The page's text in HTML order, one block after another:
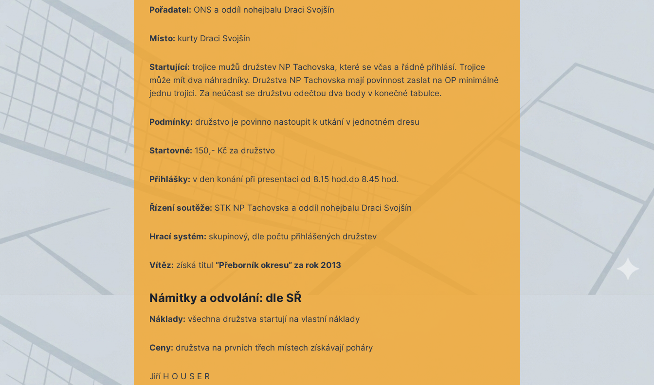
Pořadatel: ONS a oddíl nohejbalu Draci Svojšín
Místo: kurty Draci Svojšín
Startující: trojice mužů družstev NP Tachovska, které se včas a řádně přihlásí. Trojice
může mít dva náhradníky. Družstva NP Tachovska mají povinnost zaslat na OP minimálně
jednu trojici. Za neúčast se družstvu odečtou dva body v konečné tabulce.
Podmínky: družstvo je povinno nastoupit k utkání v jednotném dresu
Startovné: 150,- Kč za družstvo
Přihlášky: v den konání při presentaci od 8.15 hod.do 8.45 hod.
Řízení soutěže: STK NP Tachovska a oddíl nohejbalu Draci Svojšín
Hrací systém: skupinový, dle počtu přihlášených družstev
Vítěz: získá titul “Přeborník okresu“ za rok 2013
Námitky a odvolání: dle SŘ
Náklady: všechna družstva startují na vlastní náklady
Ceny: družstva na prvních třech místech získávají poháry
Jiří H O U S E R